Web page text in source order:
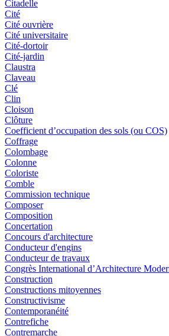
Citadelle
Cité
Cité ouvrière
Cité universitaire
Cité-dortoir
Cité-jardin
Claustra
Claveau
Clé
Clin
Cloison
Clôture
Coefficient d’occupation des sols (ou COS)
Coffrage
Colombage
Colonne
Coloriste
Comble
Commission technique
Composer
Composition
Concertation
Concours d'architecture
Conducteur d'engins
Conducteur de travaux
Congrès International d’Architecture
Construction
Constructions mitoyennes
Constructivisme
Contemporanéité
Contrefiche
Contremarche